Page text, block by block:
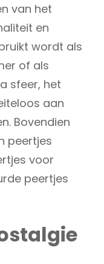
van het
en
wordt als
of als
sfeer, het
aan
Bovendien
peertjes
voor
peertjes